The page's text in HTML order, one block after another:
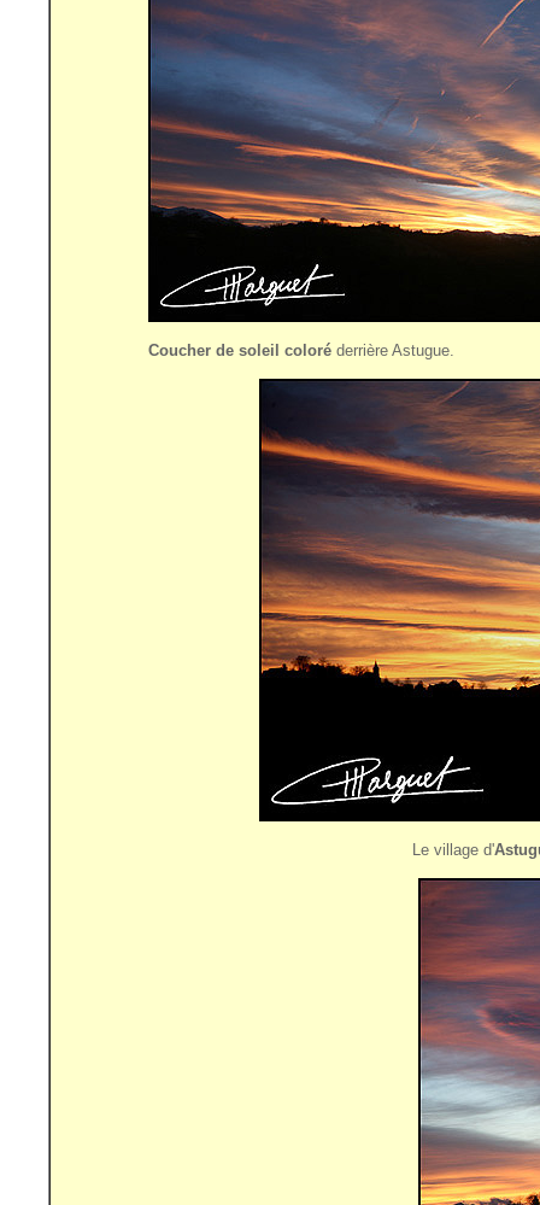
Coucher de soleil coloré derrière Astugue.
Le village d'